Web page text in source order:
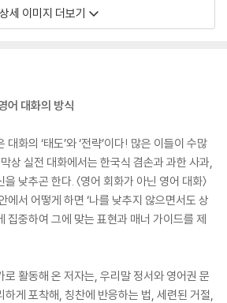
상세 이미지 더보기
어 대화의 방식
화의 ‘태도’와 ‘전략’이다! 많은 이들이 수많
상 실전 대화에서는 한국식 겸손과 과한 사과,
낮추곤 한다. 〈영어 회화가 아닌 영어 대화〉
에서 어떻게 하면 ‘나를 낮추지 않으면서도 상
집중하여 그에 맞는 표현과 매너 가이드를 제
로 활동해 온 저자는, 우리말 정서와 영어권 문
게 포착해, 칭찬에 반응하는 법, 세련된 거절,